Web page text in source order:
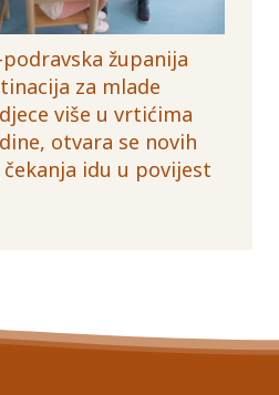
županija
za mlade
više u vrtićima
otvara se novih
idu u povijest